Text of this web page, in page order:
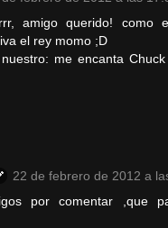
amigo querido! como
el rey momo ;D
me encanta
22 de febrero de 2012 a
por comentar ,que